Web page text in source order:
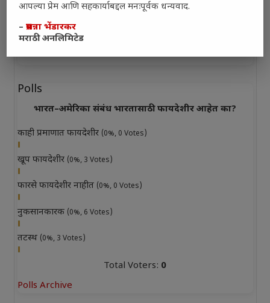
Polls
भारत–अमेरिका संबंध भारतासाठी फायदेशीर आहेत का?
काही प्रमाणात फायदेशीर (0%, 0 Votes)
खूप फायदेशीर (0%, 3 Votes)
फारसे फायदेशीर नाहीत (0%, 0 Votes)
नुकसानकारक (0%, 6 Votes)
तटस्थ (0%, 3 Votes)
Total Voters: 0
Polls Archive
आपल्या प्रेम आणि सहकार्याबद्दल मनःपूर्वक धन्यवाद.
–प्रसन्ना भेंडारकर
मराठी अनलिमिटेड